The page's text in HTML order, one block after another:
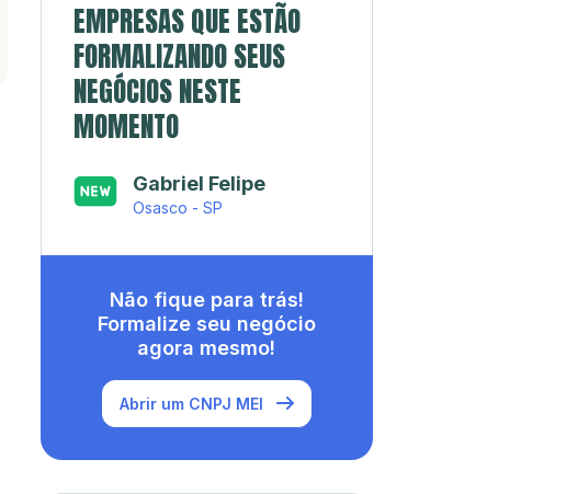
EMPRESAS QUE ESTÃO
FORMALIZANDO SEUS
NEGÓCIOS NESTE
MOMENTO
Gabriel Felipe
Osasco - SP
Não fique para trás!
Formalize seu negócio
agora mesmo!
Abrir um CNPJ MEI